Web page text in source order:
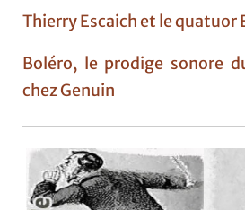
Thierry Escaich et le
Boléro, le prodige sonore
chez Genuin